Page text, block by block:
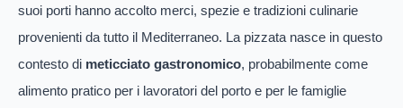
suoi porti hanno accolto merci, spezie e tradizioni culinarie
provenienti da tutto il Mediterraneo. La pizzata nasce in questo
contesto di meticciato gastronomico, probabilmente come
alimento pratico per i lavoratori del porto e per le famiglie